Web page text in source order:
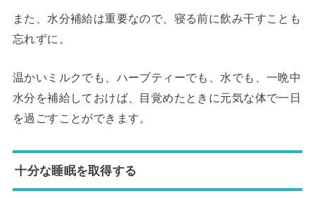
また、水分補給は重要なので、寝る前に飲み干すことも
忘れずに。
温かいミルクでも、ハーブティーでも、水でも、一晩中
水分を補給しておけば、目覚めたときに元気な体で一日
を過ごすことができます。
十分な睡眠を取得する